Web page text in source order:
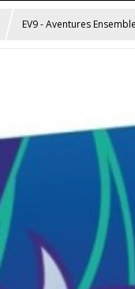
EV9 - Aventures Ensemble